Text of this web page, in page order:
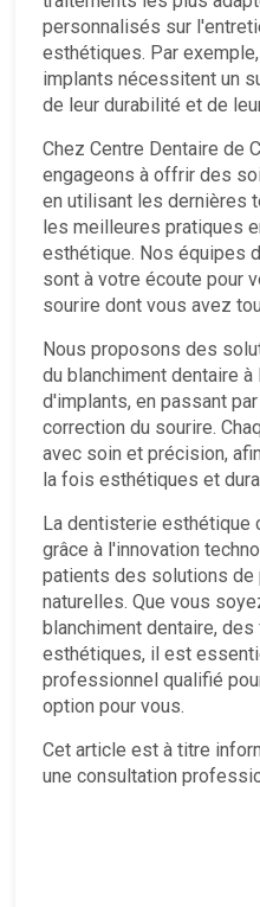
personnalisés sur
esthétiques. Par
implants nécessitent un
de leur durabilité et de
Chez Centre Dentaire de
engageons à offrir des
en utilisant les dernières
les meilleures pratiques
esthétique. Nos équipes
sont à votre écoute pour
sourire dont vous avez
Nous proposons des
du blanchiment dentaire
d'implants, en passant
correction du sourire.
avec soin et précision,
la fois esthétiques et
La dentisterie esthétique
grâce à l'innovation
patients des solutions
naturelles. Que vous
blanchiment dentaire,
esthétiques, il est
professionnel qualifié
option pour vous.
Cet article est à titre
une consultation